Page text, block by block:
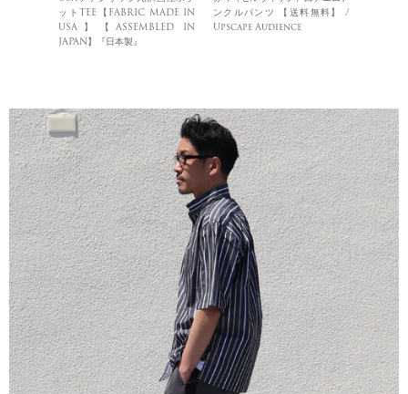
ットTEE【FABRIC MADE IN
USA】【ASSEMBLED IN
JAPAN】『日本製』
ンクルパンツ 【送料無料】 /
Upscape Audience